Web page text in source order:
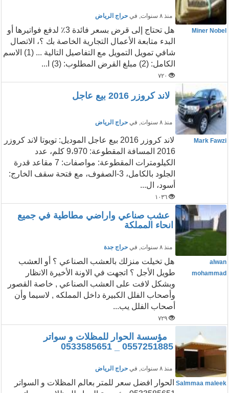
منذ ٨ سنوات , في حراج الرياض
Miner Nobel
هل تحتاج إلى قرض بسعر فائدة 3٪ لدفع فواتيرها أو
البدء متابعة الأعمال التجارية الخاصة بك ؟، الاتصال
شافي تمويل التمويل مع التفاصيل التالية ... (1) الاسم
الكامل: (2) مبلغ القرض المطلوب: (3) ا...
٧٢٠
لاند كروزر 2016 بيع عاجل
منذ ٨ سنوات , في حراج الرياض
Mark Fawzi
لاند كروزر 2016 بيع عاجل الموديل: تويوتا لاند كروزر
2016 المسافة المقطوعة: 9،970 كلم، عدد
الكيلومترات المقطوعة: مواصفات: 7 مقاعد قدرة
الجلود بالكامل، 3-الصفوف، مع فتحة سقف الخارج:
أسود، ال...
١٠٣٦
عشب صناعي واراضي مطاطية في جميع
انحاء المملكة
منذ ٨ سنوات , في حراج جدة
alwan
mohammad
هل تخيلت منزلك بالعشب الصناعي ؟ أو العشب
طويل الأجل ؟ اتجهت في الاونة الأخيرة الانظار
وبشكل لافت على العشب الصناعي , خاصة القصور
وأصحاب الفلل الكبيرة داخل المملكه , لاسيما وأن
أصحاب الفلل يب...
٧٢٩
مؤسسة الحوار للمظلات و سواتر
0557251885 _ 0533585651
منذ ٨ سنوات , في حراج الرياض
Salmmaa maleek الحوار افضل سعر للمتر بعالم المظلات و السواتر